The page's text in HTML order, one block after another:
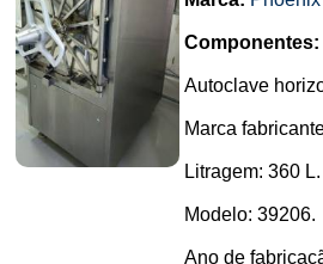
Componentes:
Autoclave
Marca
Litragem: 360 L.
Modelo: 39206.
Ano de